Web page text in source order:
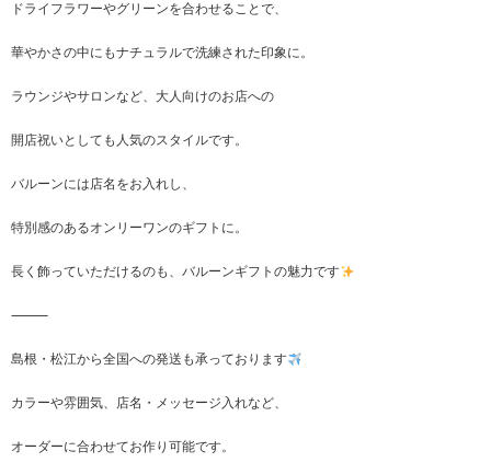
ドライフラワーやグリーンを合わせることで、
華やかさの中にもナチュラルで洗練された印象に。
ラウンジやサロンなど、大人向けのお店への
開店祝いとしても人気のスタイルです。
バルーンには店名をお入れし、
特別感のあるオンリーワンのギフトに。
長く飾っていただけるのも、バルーンギフトの魅力です
⸻
島根・松江から全国への発送も承っております
カラーや雰囲気、店名・メッセージ入れなど、
オーダーに合わせてお作り可能です。